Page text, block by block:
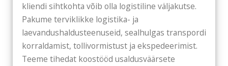
kliendi sihtkohta võib olla logistiline väljakutse.
Pakume terviklikke logistika- ja
laevandushaldusteenuseid, sealhulgas transpordi
korraldamist, tollivormistust ja ekspedeerimist.
Teeme tihedat koostööd usaldusväärsete